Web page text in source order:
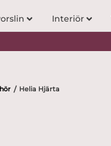
Interiör
/ Helia Hjärta